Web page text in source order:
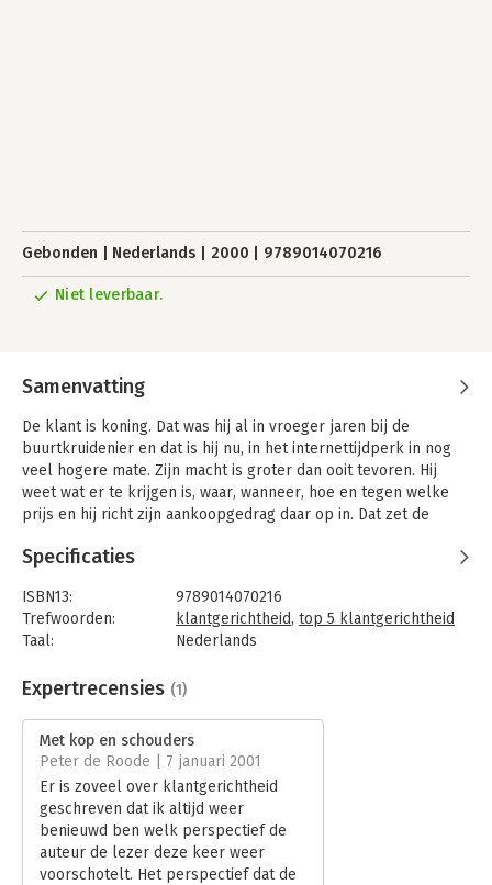
Gebonden Nederlands 2000 9789014070216
Niet leverbaar.
Samenvatting
De klant is koning. Dat was hij al in vroeger jaren bij de
buurtkruidenier en dat is hij nu, in het internettijdperk in nog
veel hogere mate. Zijn macht is groter dan ooit tevoren. Hij
weet wat er te krijgen is, waar, wanneer, hoe en tegen welke
prijs en hij richt zijn aankoopgedrag daar op in. Dat zet de
verschillen zijn vaak klein en de strijd om de gunst van de
Daarover gaat dit boek.
Waarom vindt de klant het ene bedrijf beter dan het andere?
En hoe kunnen we dat beïnvloeden? Om daar grip op te
perceptiefactoren. Dat zijn elf gebieden waarop de klant met
gastheerschap, advies, kunnen beloven, prijs, formele
afhandeling, levering, support, onderhoud en communicatie.
Elk van deze factoren komt in een apart hoofdstuk aan de
orde, waarin uiteen wordt gezet wat de rol is van die factor en
hoe deze op een hoger niveau kan worden gebracht. Tezamen
laten zij zien hoe de beeldvorming van de klant over uw bedrijf
is en op welke manier u die kunt verbeteren.
Specificaties
ISBN13:
9789014070216
Trefwoorden:
klantgerichtheid, top 5 klantgerichtheid
Taal:
Nederlands
Aantal pagina's:
149
Hoofdrubriek:
Expertrecensies (1)
Met kop en schouders
Peter de Roode | 7 januari 2001
Er is zoveel over klantgerichtheid
geschreven dat ik altijd weer
benieuwd ben welk perspectief de
auteur de lezer deze keer weer
voorschotelt. Het perspectief dat de